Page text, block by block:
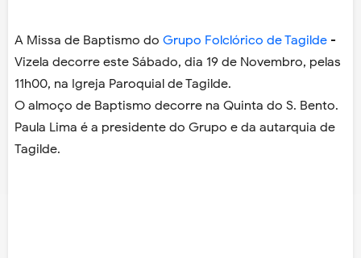
A Missa de Baptismo do Grupo Folclórico de Tagilde -
Vizela decorre este Sábado, dia 19 de Novembro, pelas
11h00, na Igreja Paroquial de Tagilde.
O almoço de Baptismo decorre na Quinta do S. Bento.
Paula Lima é a presidente do Grupo e da autarquia de
Tagilde.